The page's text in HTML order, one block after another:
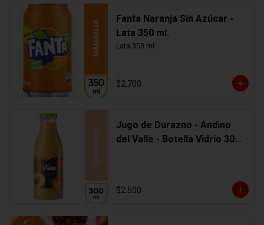
Fanta Naranja Sin Azúcar -
Lata 350 ml.
Lata 350 ml.
$2.700
Jugo de Durazno - Andino
del Valle - Botella Vidrio 300
$2.500